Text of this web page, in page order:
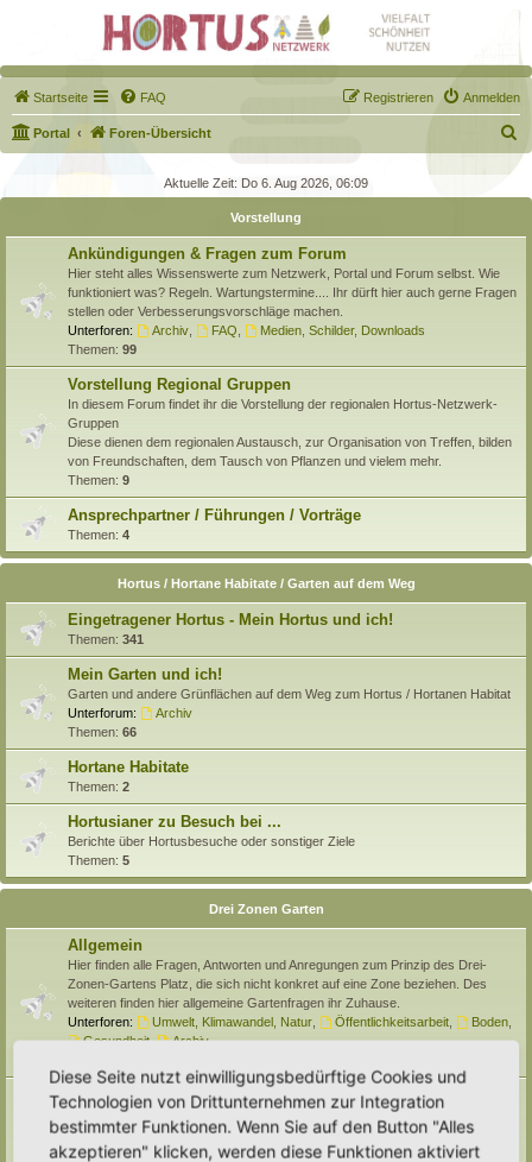
Startseite FAQ Anmelden
Registrieren
Portal Foren-Übersicht
u
Aktuelle Zeit: Do 6. Aug 2026, 06:09
Vorstellung
Ankündigungen & Fragen zum Forum
Hier steht alles Wissenswerte zum Netzwerk, Portal und Forum selbst. Wie
funktioniert was? Regeln. Wartungstermine.... Ihr dürft hier auch gerne Fragen
stellen oder Verbesserungsvorschläge machen.
Unterforen:
Archiv, FAQ
Medien, Schilder, Downloads
Themen: 99
Vorstellung Regional Gruppen
In diesem Forum findet ihr die Vorstellung der regionalen Hortus-Netzwerk-
Gruppen
Diese dienen dem regionalen Austausch, zur Organisation von Treffen, bilden
von Freundschaften, dem Tausch von Pflanzen und vielem mehr.
Themen: 9
Ansprechpartner / Führungen / Vorträge
Themen: 4
Hortus / Hortane Habitate / Garten auf dem Weg
Eingetragener Hortus - Mein Hortus und ich!
Themen: 341
Mein Garten und ich!
Garten und andere Grünflächen auf dem Weg zum Hortus / Hortanen Habitat
Unterforum:
Archiv
Themen: 66
Hortane Habitate
Themen: 2
Hortusianer zu Besuch bei ...
Berichte über Hortusbesuche oder sonstiger Ziele
Themen: 5
Drei Zonen Garten
Allgemein
Hier finden alle Fragen, Antworten und Anregungen zum Prinzip des Drei-
Zonen-Gartens Platz, die sich nicht konkret auf eine Zone beziehen. Des
weiteren finden hier allgemeine Gartenfragen ihr Zuhause.
Unterforen:
Umwelt, Klimawandel, Natur, Öffentlichkeitsarbeit, Boden,
Gesundheit,
Archiv
Naturmodule & kleine Biotope
Alles um die Naturmodule, sowie Wald-Themen, Sumpfzonen, Wasserzonen,
wechselfeuchte Gebiete, nährstoffreichere Areale, usw.
Unterforen:
Trockenmauern, Pyramiden , Teiche & Wasserstellen
Diese Seite nutzt einwilligungsbedürftige Cookies und
Technologien von Drittunternehmen zur Integration
bestimmter Funktionen. Wenn Sie auf den Button "Alles
akzeptieren" klicken, werden diese Funktionen aktiviert